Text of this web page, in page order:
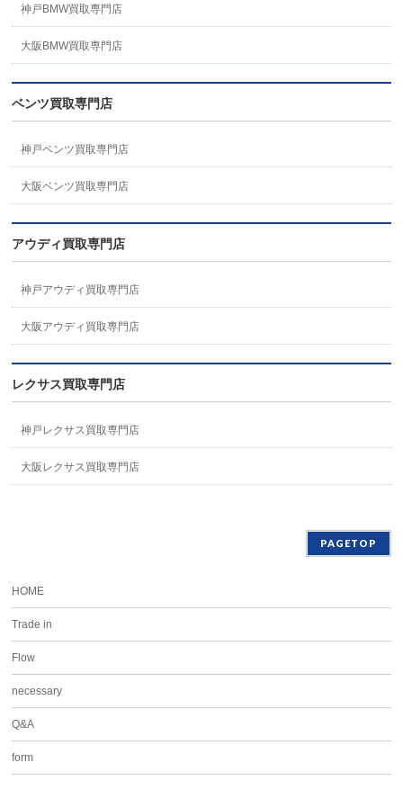
神戸BMW買取専門店
大阪BMW買取専門店
ベンツ買取専門店
神戸ベンツ買取専門店
大阪ベンツ買取専門店
アウディ買取専門店
神戸アウディ買取専門店
大阪アウディ買取専門店
レクサス買取専門店
神戸レクサス買取専門店
大阪レクサス買取専門店
PAGETOP
HOME
Trade in
Flow
necessary
Q&A
form